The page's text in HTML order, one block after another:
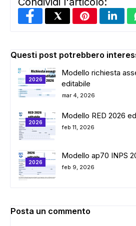
Questi post potrebbero
2026
Modello richiesta
editabile
mar 4, 2026
2026
Modello RED 2026
feb 11, 2026
2026
Modello ap70 INPS
feb 9, 2026
Posta un commento